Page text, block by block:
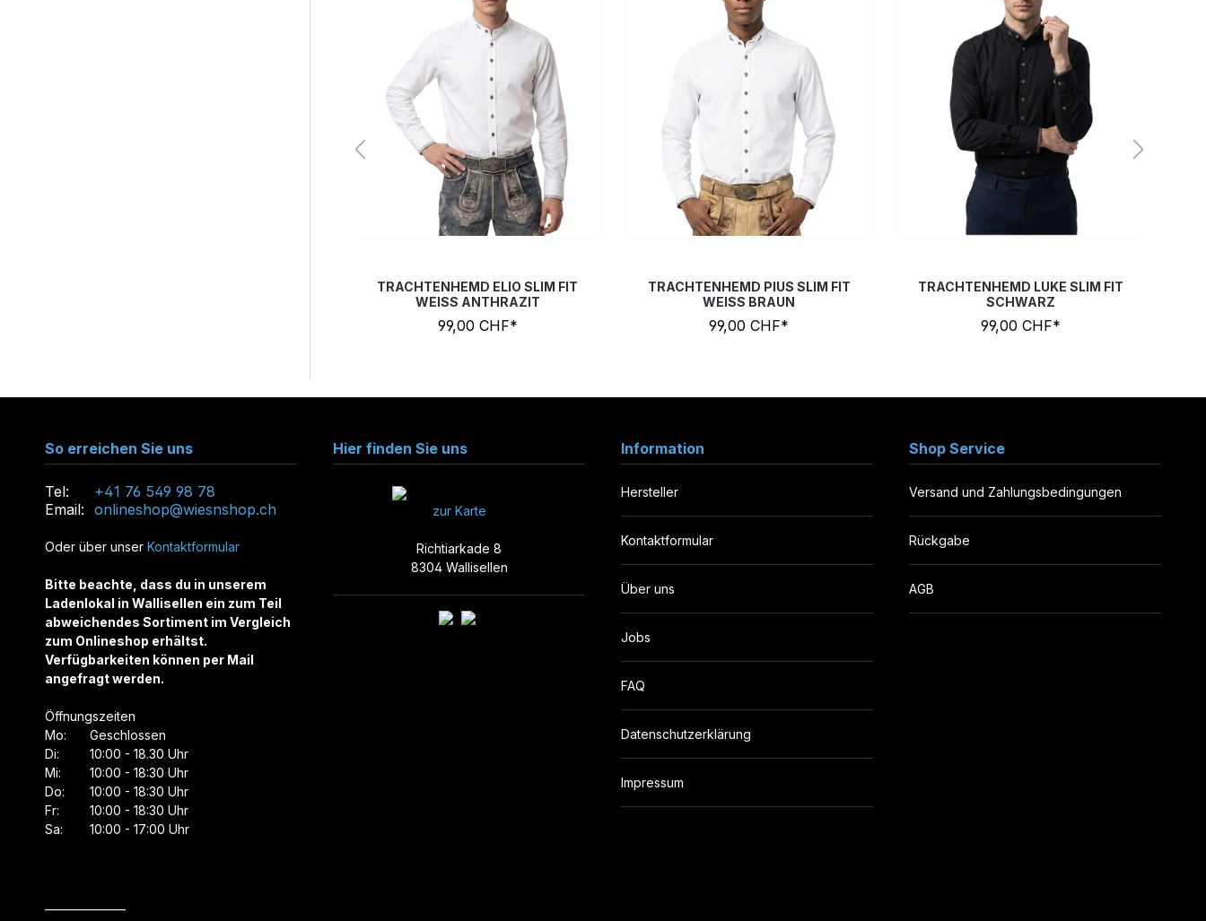
M S XL XXL XXXL(Diese Option ist zurzeit nicht verfügbar.)
TRACHTENHEMD ELIO SLIM FIT
WEISS ANTHRAZIT
99,00 CHF*
L M S XL XXL XXXL(Diese Option ist zurzeit nicht verfügbar.)
TRACHTENHEMD PIUS SLIM FIT
WEISS BRAUN
99,00 CHF*
S XXXL
TRACHTENHEMD LUKE SLIM FIT
SCHWARZ
99,00 CHF*
So erreichen Sie uns
Tel:
+41 76 549 98 78
Email: onlineshop@wiesnshop.ch
Oder über unser Kontaktformular
Bitte beachte, dass du in unserem
Ladenlokal in Wallisellen ein zum Teil
abweichendes Sortiment im Vergleich
zum Onlineshop erhältst.
Verfügbarkeiten können per Mail
angefragt werden.
Öffnungszeiten
Mo:
Geschlossen
Di:
10:00 - 18.30 Uhr
Mi:
10:00 - 18:30 Uhr
Do:
10:00 - 18:30 Uhr
Fr:
10:00 - 18:30 Uhr
Sa:
10:00 - 17:00 Uhr
Hier finden Sie uns
zur Karte
Richtiarkade 8
8304 Wallisellen
Information
Hersteller
Kontaktformular
Über uns
Jobs
FAQ
Datenschutzerklärung
Impressum
Shop Service
Versand und Zahlungsbedingungen
Rückgabe
AGB